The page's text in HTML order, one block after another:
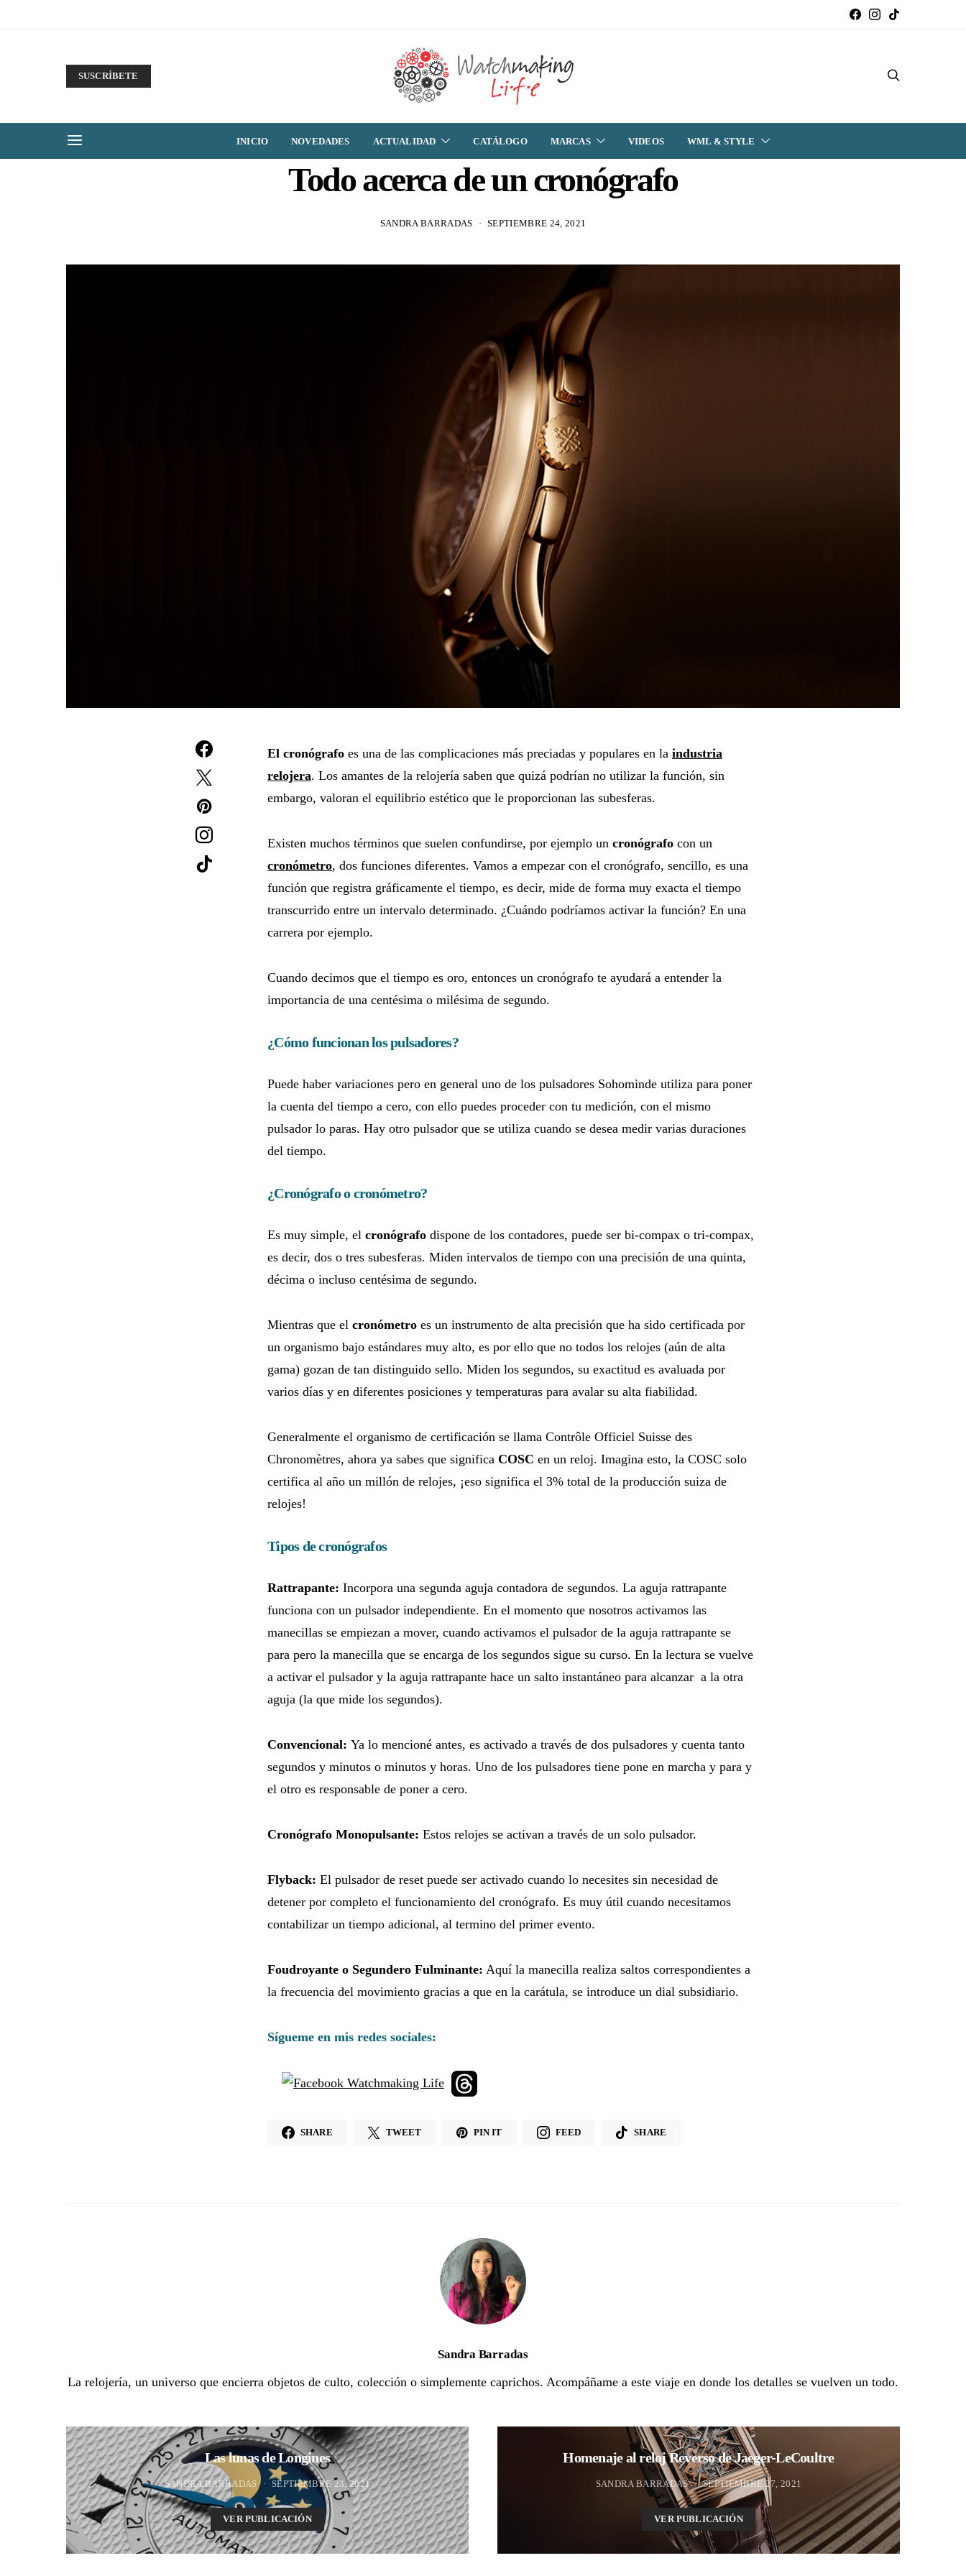
SUSCRÍBETE
INICIO NOVEDADES ACTUALIDAD CATÁLOGO MARCAS VIDEOS WML & STYLE
Todo acerca de un cronógrafo
SANDRA BARRADAS SEPTIEMBRE 24, 2021
El cronógrafo es una de las complicaciones más preciadas y populares en la industria
relojera. Los amantes de la relojería saben que quizá podrían no utilizar la función, sin
embargo, valoran el equilibrio estético que le proporcionan las subesferas.
Existen muchos términos que suelen confundirse, por ejemplo un cronógrafo con un
cronómetro, dos funciones diferentes. Vamos a empezar con el cronógrafo, sencillo, es una
función que registra gráficamente el tiempo, es decir, mide de forma muy exacta el tiempo
transcurrido entre un intervalo determinado. ¿Cuándo podríamos activar la función? En una
carrera por ejemplo.
Cuando decimos que el tiempo es oro, entonces un cronógrafo te ayudará a entender la
importancia de una centésima o milésima de segundo.
¿Cómo funcionan los pulsadores?
Puede haber variaciones pero en general uno de los pulsadores Sohominde utiliza para poner
la cuenta del tiempo a cero, con ello puedes proceder con tu medición, con el mismo
pulsador lo paras. Hay otro pulsador que se utiliza cuando se desea medir varias duraciones
del tiempo.
¿Cronógrafo o cronómetro?
Es muy simple, el cronógrafo dispone de los contadores, puede ser bi-compax o tri-compax,
es decir, dos o tres subesferas. Miden intervalos de tiempo con una precisión de una quinta,
décima o incluso centésima de segundo.
Mientras que el cronómetro es un instrumento de alta precisión que ha sido certificada por
un organismo bajo estándares muy alto, es por ello que no todos los relojes (aún de alta
gama) gozan de tan distinguido sello. Miden los segundos, su exactitud es avaluada por
varios días y en diferentes posiciones y temperaturas para avalar su alta fiabilidad.
Generalmente el organismo de certificación se llama Contrôle Officiel Suisse des
Chronomètres, ahora ya sabes que significa COSC en un reloj. Imagina esto, la COSC solo
certifica al año un millón de relojes, ¡eso significa el 3% total de la producción suiza de
relojes!
Tipos de cronógrafos
Rattrapante: Incorpora una segunda aguja contadora de segundos. La aguja rattrapante
funciona con un pulsador independiente. En el momento que nosotros activamos las
manecillas se empiezan a mover, cuando activamos el pulsador de la aguja rattrapante se
para pero la manecilla que se encarga de los segundos sigue su curso. En la lectura se vuelve
a activar el pulsador y la aguja rattrapante hace un salto instantáneo para alcanzar a la otra
aguja (la que mide los segundos).
Convencional: Ya lo mencioné antes, es activado a través de dos pulsadores y cuenta tanto
segundos y minutos o minutos y horas. Uno de los pulsadores tiene pone en marcha y para y
el otro es responsable de poner a cero.
Cronógrafo Monopulsante: Estos relojes se activan a través de un solo pulsador.
Flyback: El pulsador de reset puede ser activado cuando lo necesites sin necesidad de
detener por completo el funcionamiento del cronógrafo. Es muy útil cuando necesitamos
contabilizar un tiempo adicional, al termino del primer evento.
Foudroyante o Segundero Fulminante: Aquí la manecilla realiza saltos correspondientes a
la frecuencia del movimiento gracias a que en la carátula, se introduce un dial subsidiario.
Sígueme en mis redes sociales:
SHARE TWEET PIN IT FEED SHARE
Sandra Barradas
La relojería, un universo que encierra objetos de culto, colección o simplemente caprichos. Acompáñame a este viaje en donde los detalles se vuelven un todo.
Las lunas de Longines
SANDRA BARRADAS SEPTIEMBRE 23, 2021
VER PUBLICACIÓN
Homenaje al reloj Reverso de Jaeger-LeCoultre
SANDRA BARRADAS SEPTIEMBRE 27, 2021
VER PUBLICACIÓN